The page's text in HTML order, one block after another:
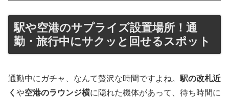
駅や空港のサプライズ設置場所！通
勤・旅行中にサクッと回せるスポット
通勤中にガチャ、なんて贅沢な時間ですよね。 駅の改札近
く や空港のラウンジ横に隠れた機体があって、待ち時間に